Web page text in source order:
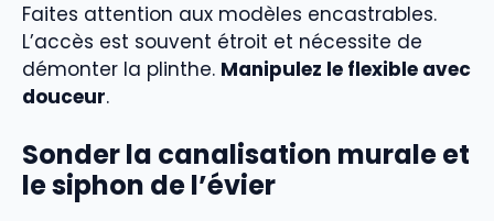
Faites attention aux modèles encastrables.
L’accès est souvent étroit et nécessite de
démonter la plinthe. Manipulez le flexible avec
douceur.
Sonder la canalisation murale et
le siphon de l’évier